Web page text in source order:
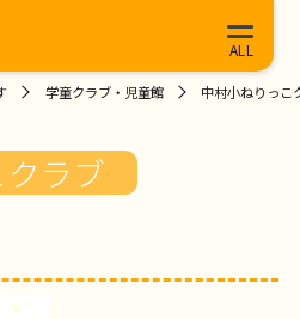
学童クラブ・児童館 中村小ねりっこ
ラブ